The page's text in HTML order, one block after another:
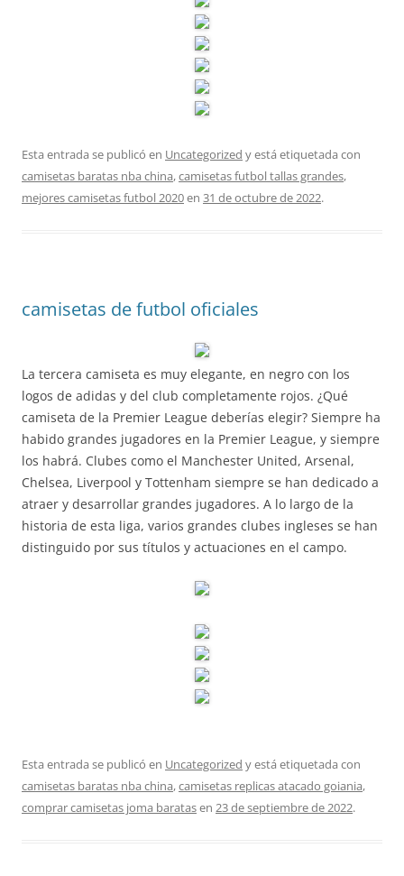
Esta entrada se publicó en Uncategorized y está etiquetada con
camisetas baratas nba china,camisetas futbol tallas grandes,
mejores camisetas futbol 2020en 31 de octubre de 2022.
camisetas de futbol oficiales
La tercera camiseta es muy elegante, en negro con los
logos de adidas y del club completamente rojos. ¿Qué
camiseta de la Premier League deberías elegir? Siempre ha
habido grandes jugadores en la Premier League, y siempre
los habrá. Clubes como el Manchester United, Arsenal,
Chelsea, Liverpool y Tottenham siempre se han dedicado a
atraer y desarrollar grandes jugadores. A lo largo de la
historia de esta liga, varios grandes clubes ingleses se han
distinguido por sus títulos y actuaciones en el campo.
Esta entrada se publicó en Uncategorized y está etiquetada con
camisetas baratas nba china,camisetas replicas atacado goiania,
comprar camisetas joma baratasen 23 de septiembre de 2022.